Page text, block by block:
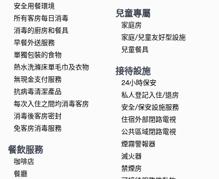
安全用餐環境
所有客房每日消毒
消毒的廚房和餐具
早餐外送服務
單獨包裝的食物
熱水洗滌床單毛巾及衣物
無現金支付服務
抗病毒清潔產品
每次入住之間均消毒客房
消毒後客房密封
免客房消毒服務
餐飲服務
咖啡店
餐廳
兒童專屬
家庭房
家庭/兒童友好型設施
兒童餐具
接待設施
24小時保安
私人登記入住/退房
安全/保安設施服務
住宿外部閉路電視
公共區域閉路電視
煙霧警報器
滅火器
禁煙房